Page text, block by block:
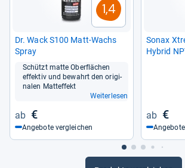
1,4
Dr. Wack S100 Matt-​Wachs
Spray
Schützt matte Ober­flä­chen
effek­tiv und bewahrt den ori­gi­
na­len Matt­ef­fekt
Weiterlesen
€
Angebote vergleichen
Sonax
Hybrid
€